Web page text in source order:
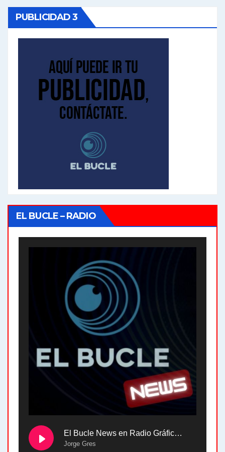
PUBLICIDAD 3
EL BUCLE – RADIO
El Bucle News en Radio Gráfica. Bloque 2 . 28.04.24
Jorge Gres